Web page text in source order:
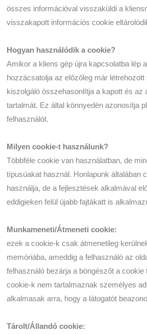
összes információval visszaküldi a
visszakapott információs cookie
Hogyan használódik a cookie?
Amikor a kliens gép újra kapcsolatba lép
hozzácsatolja az előzőleg már létrehozott
kiszolgáló összehasonlítja a kapott és az
tartalmát. Ez által könnyedén azonosítja
felhasználót.
Milyen cookie-t használunk?
Többféle cookie van használatban, de
típusúakat használ. Honlapunk általában
használja, de a fejlesztések alkalmával
eddigieken felül újabb fajtákatt is
Munkameneti/Átmeneti cookie:
ezek a cookie-k csak átmenetileg
memóriába, ameddig a felhasználó az
felhasználó bezárja a böngészőt a cookie
cookie-k nem tartalmaznak személyes
alkalmasak arra, hogy a látogatót
Tárolt/Állandó cookie: